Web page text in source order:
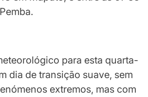
para esta quarta-
dia de transição suave, sem
extremos, mas com